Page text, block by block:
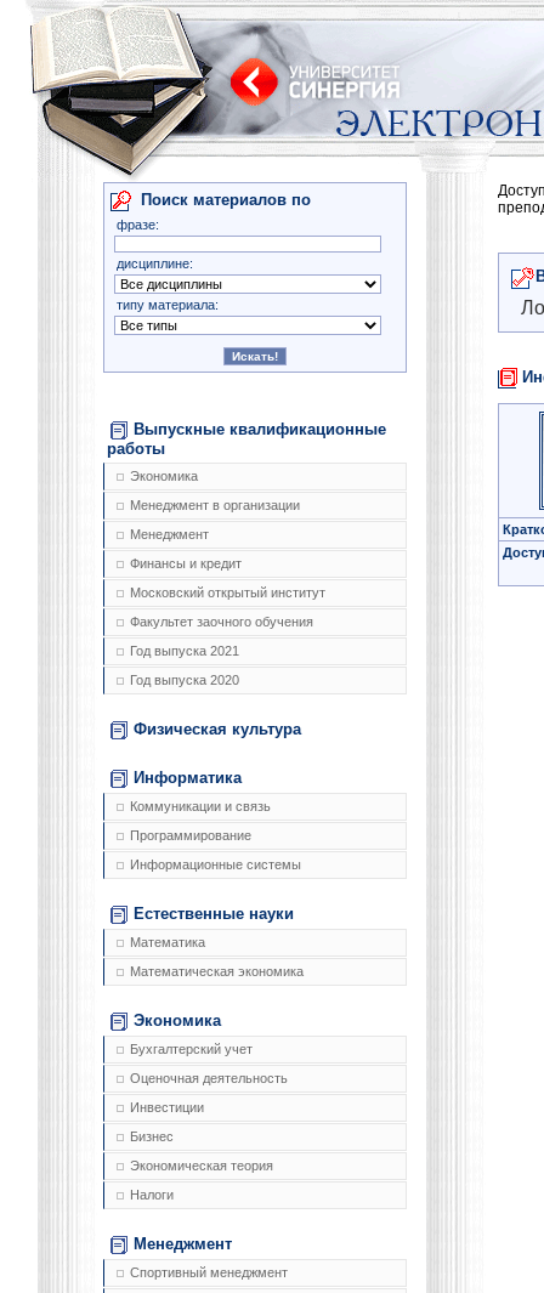
Поиск материалов по
фразе:
дисциплине:
типу материала:
Выпускные квалификационные
работы
Экономика
Менеджмент в организации
Менеджмент
Финансы и кредит
Московский открытый институт
Факультет заочного обучения
Год выпуска 2021
Год выпуска 2020
Физическая культура
Информатика
Коммуникации и связь
Программирование
Информационные системы
Естественные науки
Математика
Математическая экономика
Экономика
Бухгалтерский учет
Оценочная деятельность
Инвестиции
Бизнес
Экономическая теория
Налоги
Менеджмент
Спортивный менеджмент